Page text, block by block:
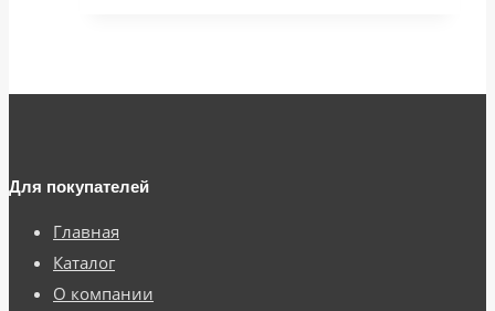
Для покупателей
Главная
Каталог
О компании